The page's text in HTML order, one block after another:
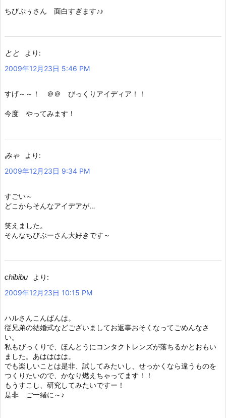
ちびぷぅさん 面白すぎます♪♪
とと
より:
2009年12月23日 5:46 PM
すげ～～！ ＠＠ びっくりアイディア！！
今度 やってみます！
みゃ
より:
2009年12月23日 9:34 PM
すごい～
どこからそんなアイデアが…
笑えました。
そんなちびぶーさん大好きです～
chibibu
より:
2009年12月23日 10:15 PM
ハルさんこんばんは。
従兄弟の結婚式などございましてお返事おそくなってごめんなさ
い。
私もびっくりで、ほんとうにコンタクトレンズが落ちるかとおもい
ました。あはははは。
でも楽しいことは是非、試してみたいし、せっかくなら違うものを
つくりたいので、かなり燃えちゃってます！！
もうすこし、研究してみたいですー！
是非 ご一緒に～♪